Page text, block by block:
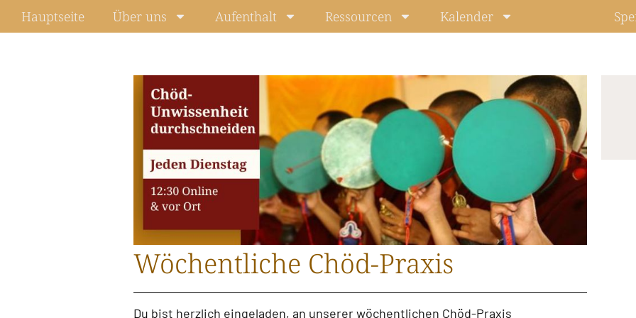
ZumHauptseite Über uns Aufenthalt Ressourcen Kalender
Wöchentliche Chöd-Praxis
Du bist herzlich eingeladen, an unsererwöchentlichen Chöd-Praxis